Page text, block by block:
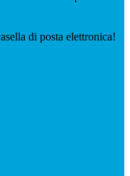
di posta elettronica!